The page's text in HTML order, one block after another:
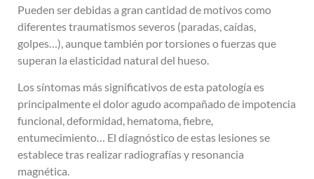
Pueden ser debidas a gran cantidad de motivos como
diferentes traumatismos severos (paradas, caídas,
golpes…), aunque también por torsiones o fuerzas que
superan la elasticidad natural del hueso.
Los síntomas más significativos de esta patología es
principalmente el dolor agudo acompañado de impotencia
funcional, deformidad, hematoma, fiebre,
entumecimiento… El diagnóstico de estas lesiones se
establece tras realizar radiografías y resonancia
magnética.